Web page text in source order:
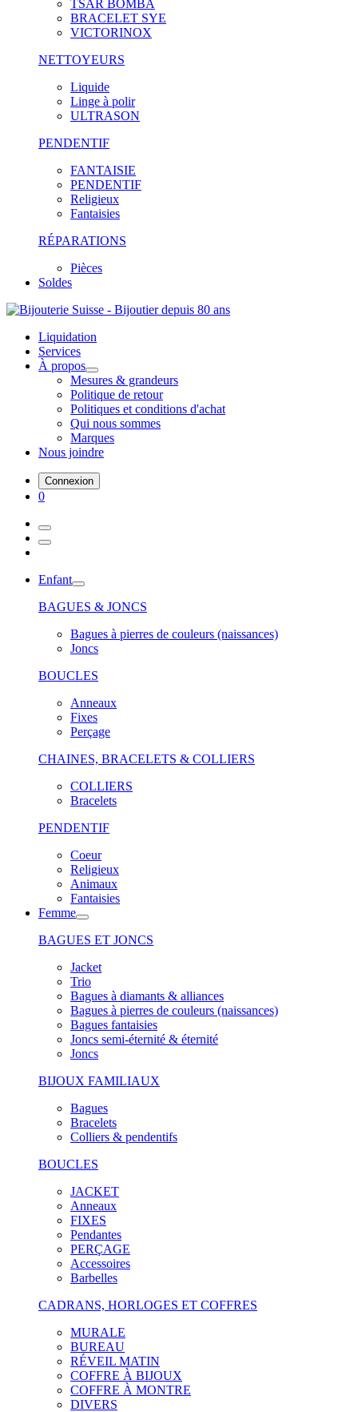
TSAR BOMBA
BRACELET SYE
VICTORINOX
NETTOYEURS
Liquide
Linge à polir
ULTRASON
PENDENTIF
FANTAISIE
PENDENTIF
Religieux
Fantaisies
RÉPARATIONS
Pièces
Soldes
Liquidation
Services
À propos
Mesures & grandeurs
Politique de retour
Politiques et conditions d'achat
Qui nous sommes
Marques
Nous joindre
Connexion
0
Enfant
BAGUES & JONCS
Bagues à pierres de couleurs (naissances)
Joncs
BOUCLES
Anneaux
Fixes
Perçage
CHAINES, BRACELETS & COLLIERS
COLLIERS
Bracelets
PENDENTIF
Coeur
Religieux
Animaux
Fantaisies
Femme
BAGUES ET JONCS
Jacket
Trio
Bagues à diamants & alliances
Bagues à pierres de couleurs (naissances)
Bagues fantaisies
Joncs semi-éternité & éternité
Joncs
BIJOUX FAMILIAUX
Bagues
Bracelets
Colliers & pendentifs
BOUCLES
JACKET
Anneaux
FIXES
Pendantes
PERÇAGE
Accessoires
Barbelles
CADRANS, HORLOGES ET COFFRES
MURALE
BUREAU
RÉVEIL MATIN
COFFRE À BIJOUX
COFFRE À MONTRE
DIVERS